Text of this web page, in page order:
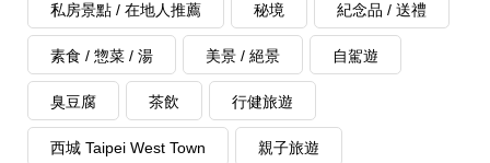
私房景點 / 在地人推薦 秘境 紀念品 / 送禮
素食 / 惣菜 / 湯 美景 / 絕景 自駕遊
臭豆腐 茶飲 行健旅遊
西城 Taipei West Town 親子旅遊